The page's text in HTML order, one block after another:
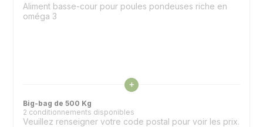
Aliment basse-cour pour poules pondeuses riche en
oméga 3
Voir les caractéristiques
+
Big-bag de 500 Kg
2 conditionnements disponibles
Veuillez renseigner votre code postal pour voir les prix.